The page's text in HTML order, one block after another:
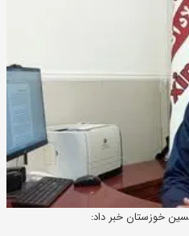
خوزستان خبر داد: